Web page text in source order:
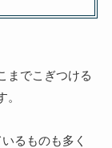
までこぎつける
るものも多く